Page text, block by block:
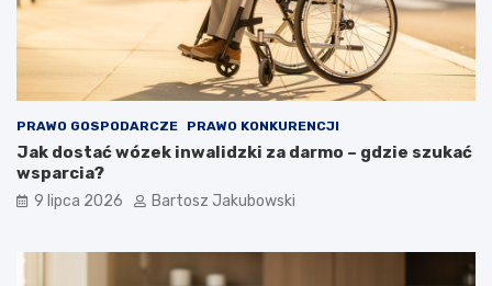
PRAWO GOSPODARCZE PRAWO KONKURENCJI
Jak dostać wózek inwalidzki za darmo – gdzie szukać
wsparcia?
9 lipca 2026 Bartosz Jakubowski